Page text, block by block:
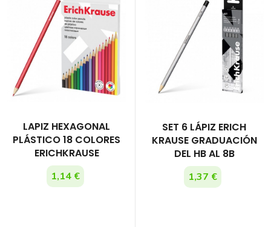
LAPIZ HEXAGONAL
PLÁSTICO 18 COLORES
ERICHKRAUSE
1,14 €
SET 6 LÁPIZ ERICH
KRAUSE GRADUACIÓN
DEL HB AL 8B
1,37 €